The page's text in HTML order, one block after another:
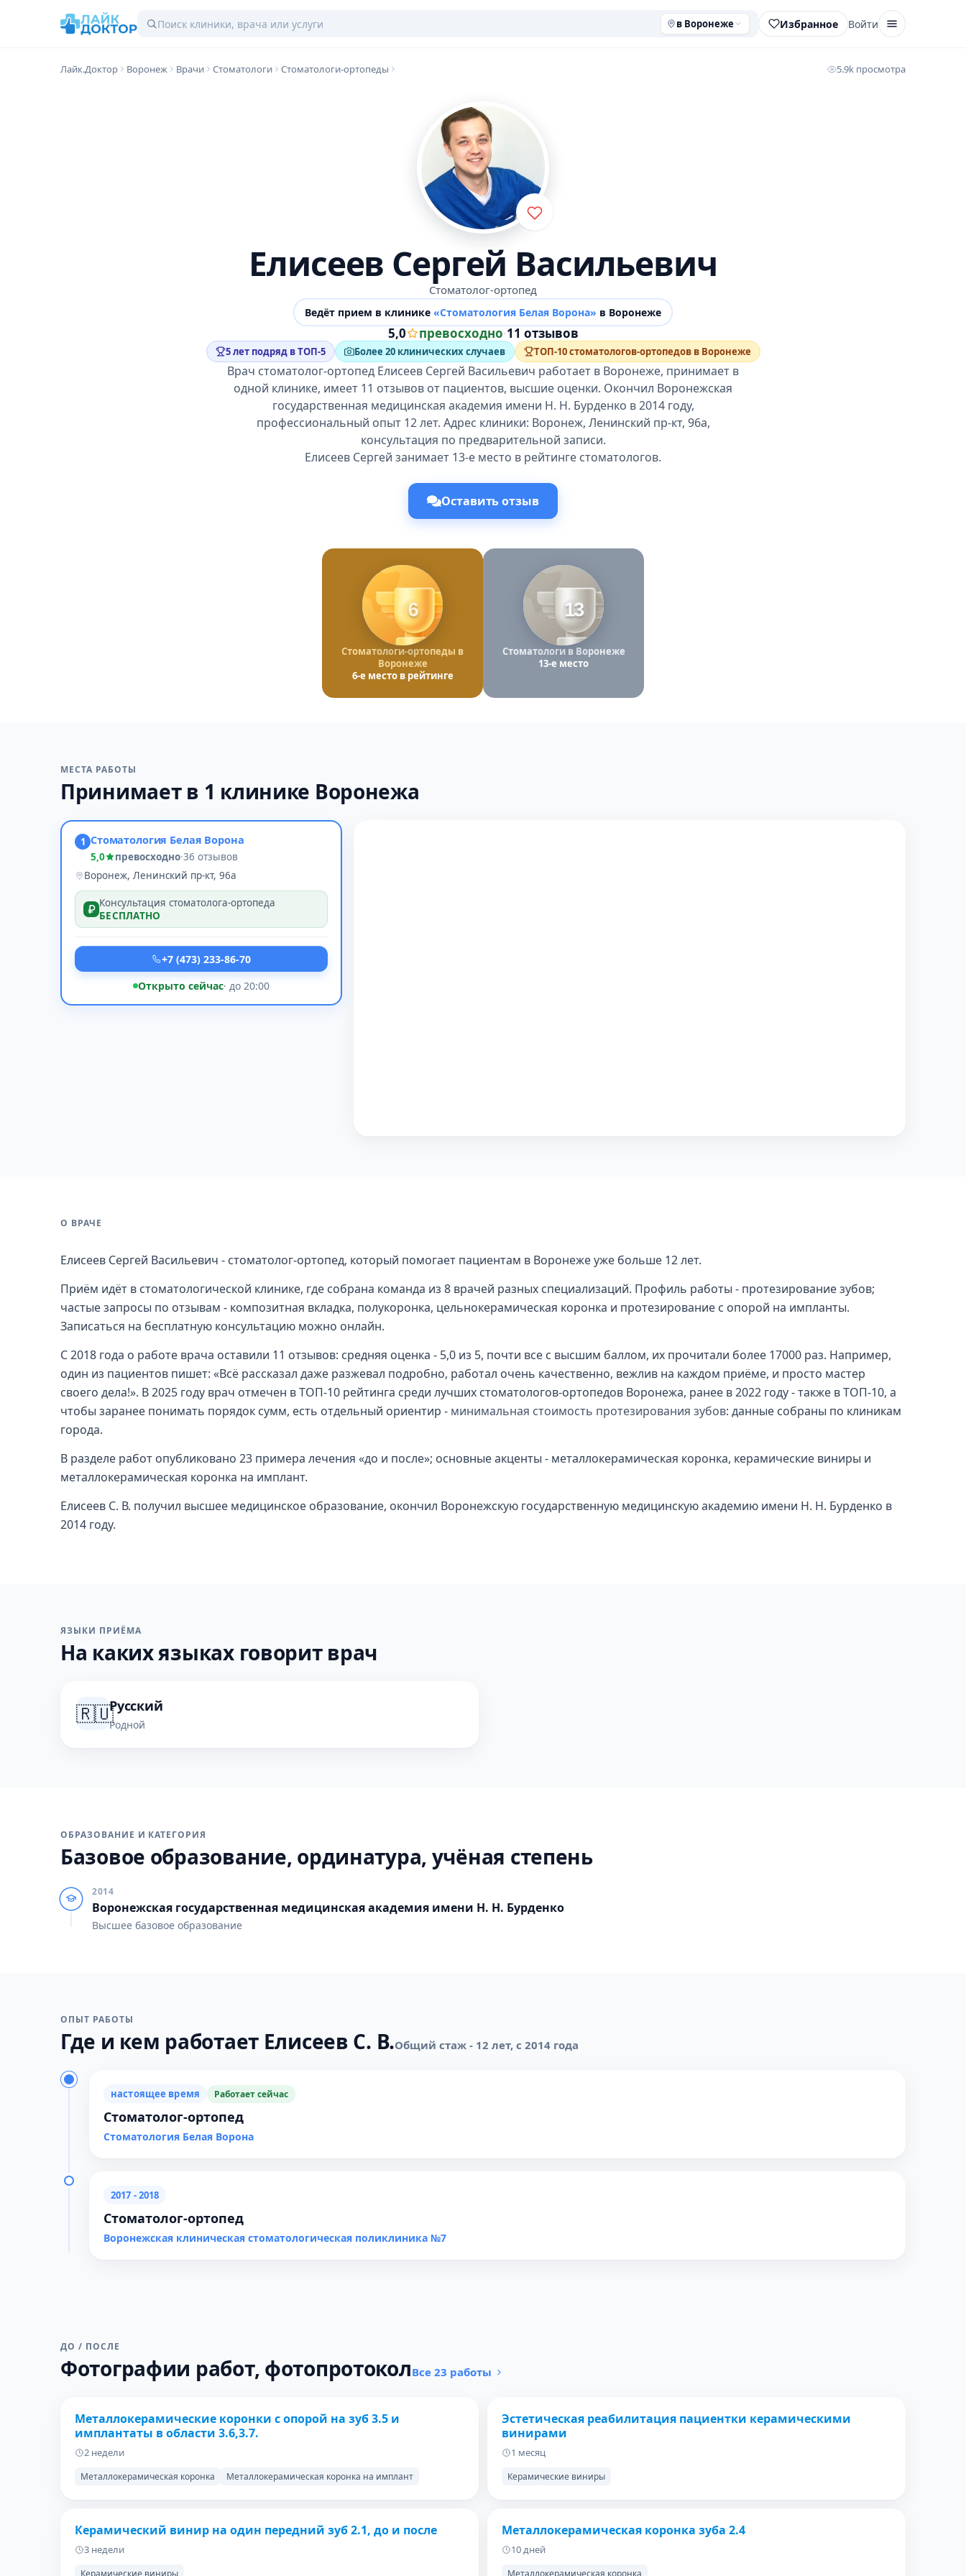
в Воронеже Избранное Войти
Лайк.Доктор Воронеж Врачи Стоматологи Стоматологи-ортопеды 5.9k просмотра
Елисеев Сергей Васильевич
Стоматолог-ортопед
Ведёт прием в клинике «Стоматология Белая Ворона» в Воронеже
5,0 превосходно·11 отзывов
5 лет подряд в ТОП-5 Более 20 клинических случаев ТОП-10 стоматологов-ортопедов в Воронеже
Врач стоматолог-ортопед Елисеев Сергей Васильевич работает в Воронеже, принимает в
одной клинике, имеет 11 отзывов от пациентов, высшие оценки. Окончил Воронежская
государственная медицинская академия имени Н. Н. Бурденко в 2014 году,
профессиональный опыт 12 лет. Адрес клиники: Воронеж, Ленинский пр-кт, 96а,
консультация по предварительной записи.
Елисеев Сергей занимает 13-е место в рейтинге стоматологов.
Оставить отзыв
6
Стоматологи-ортопеды в
Воронеже
6-е место в рейтинге
13
Стоматологи в Воронеже
13-е место
МЕСТА РАБОТЫ
Принимает в 1 клинике Воронежа
1 Стоматология Белая Ворона
5,0 превосходно·36 отзывов
Воронеж, Ленинский пр-кт, 96а
Консультация стоматолога-ортопеда
БЕСПЛАТНО
+7 (473) 233-86-70
Открыто сейчас· до 20:00
О ВРАЧЕ
Елисеев Сергей Васильевич - стоматолог-ортопед, который помогает пациентам в Воронеже уже больше 12 лет.
Приём идёт в стоматологической клинике, где собрана команда из 8 врачей разных специализаций. Профиль работы - протезирование зубов;
частые запросы по отзывам - композитная вкладка, полукоронка, цельнокерамическая коронка и протезирование с опорой на импланты.
Записаться на бесплатную консультацию можно онлайн.
С 2018 года о работе врача оставили 11 отзывов: средняя оценка - 5,0 из 5, почти все с высшим баллом, их прочитали более 17000 раз. Например,
один из пациентов пишет: «Всё рассказал даже разжевал подробно, работал очень качественно, вежлив на каждом приёме, и просто мастер
своего дела!». В 2025 году врач отмечен в ТОП-10 рейтинга среди лучших стоматологов-ортопедов Воронежа, ранее в 2022 году - также в ТОП-10, а
чтобы заранее понимать порядок сумм, есть отдельный ориентир - минимальная стоимость протезирования зубов: данные собраны по клиникам
города.
В разделе работ опубликовано 23 примера лечения «до и после»; основные акценты - металлокерамическая коронка, керамические виниры и
металлокерамическая коронка на имплант.
Елисеев С. В. получил высшее медицинское образование, окончил Воронежскую государственную медицинскую академию имени Н. Н. Бурденко в
2014 году.
ЯЗЫКИ ПРИЁМА
На каких языках говорит врач
🇷🇺Русский
Родной
ОБРАЗОВАНИЕ И КАТЕГОРИЯ
Базовое образование, ординатура, учёная степень
2014
Воронежская государственная медицинская академия имени Н. Н. Бурденко
Высшее базовое образование
ОПЫТ РАБОТЫ
Где и кем работает Елисеев С. В.Общий стаж - 12 лет, с 2014 года
настоящее время Работает сейчас
Стоматолог-ортопед
Стоматология Белая Ворона
2017 - 2018
Стоматолог-ортопед
Воронежская клиническая стоматологическая поликлиника №7
ДО / ПОСЛЕ
Фотографии работ, фотопротоколВсе 23 работы
ДО
Металлокерамические коронки с опорой на зуб 3.5 и
имплантаты в области 3.6,3.7.
2 недели
Металлокерамическая коронка Металлокерамическая коронка на имплант
ДО
Эстетическая реабилитация пациентки керамическими
винирами
1 месяц
Керамические виниры
ДО ПОСЛЕ
Керамический винир на один передний зуб 2.1, до и после
3 недели
Керамические виниры
ДО
Металлокерамическая коронка зуба 2.4
10 дней
Металлокерамическая коронка